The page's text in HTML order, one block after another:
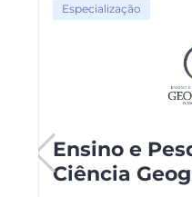
Especialização
Ensino e
Ciência